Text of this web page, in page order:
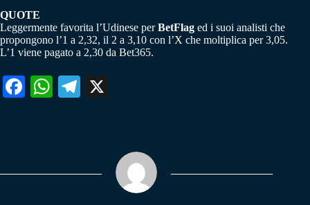
QUOTE
Leggermente favorita l’Udinese perBetFlag ed i suoi analisti che
propongono l’1 a 2,32, il 2 a 3,10 con l’X che moltiplica per 3,05.
L’1 viene pagato a 2,30 da Bet365.
Fa W
pp
Te
m